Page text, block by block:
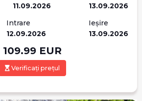
11.09.2026
13.09.2026
Intrare
12.09.2026
Ieșire
13.09.2026
109.99 EUR
Verificați prețul